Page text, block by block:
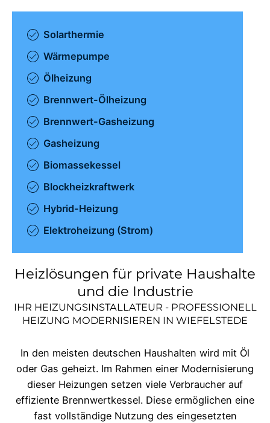
Solarthermie
Wärmepumpe
Ölheizung
Brennwert-Ölheizung
Brennwert-Gasheizung
Gasheizung
Biomassekessel
Blockheizkraftwerk
Hybrid-Heizung
Elektroheizung (Strom)
Heizlösungen für private Haushalte
und die Industrie
IHR HEIZUNGSINSTALLATEUR - PROFESSIONELL
HEIZUNG MODERNISIEREN IN WIEFELSTEDE
In den meisten deutschen Haushalten wird mit Öl
oder Gas geheizt. Im Rahmen einer Modernisierung
dieser Heizungen setzen viele Verbraucher auf
effiziente Brennwertkessel. Diese ermöglichen eine
fast vollständige Nutzung des eingesetzten